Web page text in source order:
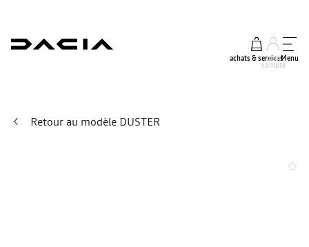
achats & services
mon
compte
Menu
Retour au modèle DUSTER